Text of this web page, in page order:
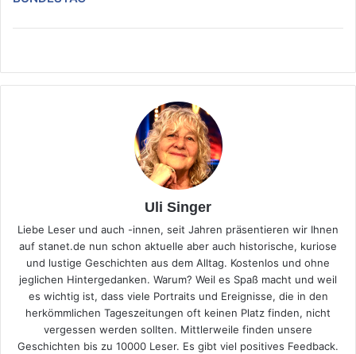
Uli Singer
Liebe Leser und auch -innen, seit Jahren präsentieren wir Ihnen
auf stanet.de nun schon aktuelle aber auch historische, kuriose
und lustige Geschichten aus dem Alltag. Kostenlos und ohne
jeglichen Hintergedanken. Warum? Weil es Spaß macht und weil
es wichtig ist, dass viele Portraits und Ereignisse, die in den
herkömmlichen Tageszeitungen oft keinen Platz finden, nicht
vergessen werden sollten. Mittlerweile finden unsere
Geschichten bis zu 10000 Leser. Es gibt viel positives Feedback.